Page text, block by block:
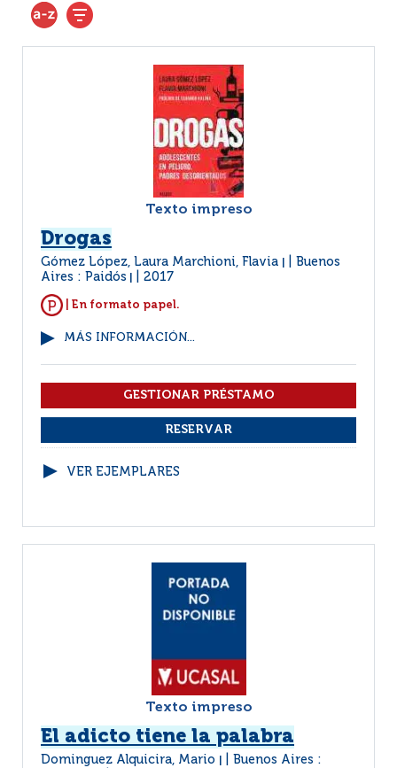
Texto impreso
Drogas
Gómez López, Laura Marchioni, Flavia
Buenos
Aires : Paidós
2017
| En formato papel.
MÁS INFORMACIÓN...
VER EJEMPLARES
Texto impreso
El adicto tiene la palabra
Dominguez Alquicira, Mario
Buenos Aires :